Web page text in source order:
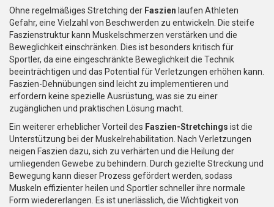
Ohne regelmäßiges Stretching der Faszien laufen Athleten
Gefahr, eine Vielzahl von Beschwerden zu entwickeln. Die steife
Faszienstruktur kann Muskelschmerzen verstärken und die
Beweglichkeit einschränken. Dies ist besonders kritisch für
Sportler, da eine eingeschränkte Beweglichkeit die Technik
beeinträchtigen und das Potential für Verletzungen erhöhen kann.
Faszien-Dehnübungen sind leicht zu implementieren und
erfordern keine spezielle Ausrüstung, was sie zu einer
zugänglichen und praktischen Lösung macht.
Ein weiterer erheblicher Vorteil des Faszien-Stretchings ist die
Unterstützung bei der Muskelrehabilitation. Nach Verletzungen
neigen Faszien dazu, sich zu verhärten und die Heilung der
umliegenden Gewebe zu behindern. Durch gezielte Streckung und
Bewegung kann dieser Prozess gefördert werden, sodass
Muskeln effizienter heilen und Sportler schneller ihre normale
Form wiedererlangen. Es ist unerlässlich, die Wichtigkeit von